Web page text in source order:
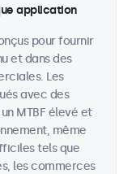
application
pour fournir
et dans des
Les
avec des
MTBF élevé et
même
tels que
les commerces